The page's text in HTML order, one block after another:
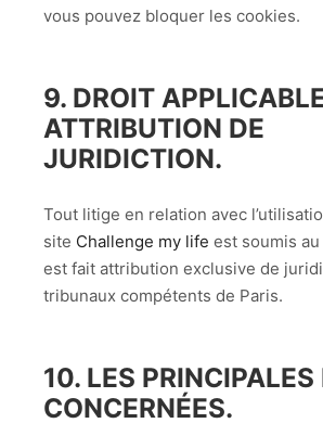
vous pouvez bloquer les cookies.
9. DROIT
ATTRIBUTION DE
JURIDICTION.
Tout litige en relation avec
site Challenge my life est soumis
est fait attribution exclusive de
tribunaux compétents de Paris.
10. LES PRINCIPALES
CONCERNÉES.